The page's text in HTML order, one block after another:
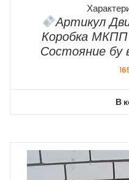
Артикул
Коробка МКПП
Состояние бу
В